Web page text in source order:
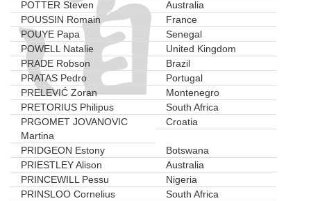
POTTER Steven
Australia
POUSSIN Romain
France
POUYE Papa
Senegal
POWELL Natalie
United Kingdom
PRADE Robson
Brazil
PRATAS Pedro
Portugal
PRELEVIĆ Zoran
Montenegro
PRETORIUS Philipus
South Africa
PRGOMET JOVANOVIC
Martina
Croatia
PRIDGEON Estony
Botswana
PRIESTLEY Alison
Australia
PRINCEWILL Pessu
Nigeria
PRINSLOO Cornelius
South Africa